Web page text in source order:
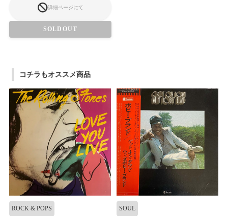
詳細ページにて
SOLDOUT
コチラもオススメ商品
ROCK & POPS SOUL